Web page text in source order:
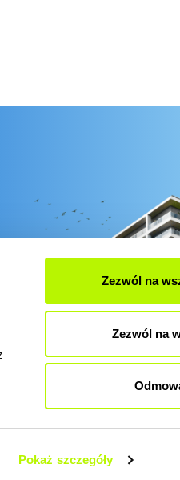
Pokaż szczegóły
Zezwól na
Zezwól na